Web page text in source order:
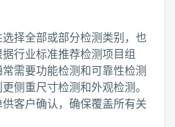
择全部或部分检测类别，也
行业标准推荐检测项目组
需要功能检测和可靠性检测
侧重尺寸检测和外观检测。
客户确认，确保覆盖所有关